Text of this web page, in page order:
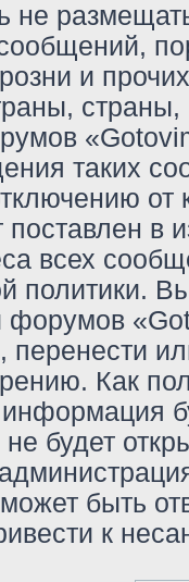
не
и
страны,
таких
поставлен в
всех
политики.
форумов
перенести
Как
будет
быть
к